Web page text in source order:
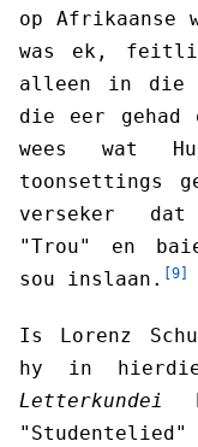
op Afrikaanse
was ek,
alleen in die
die eer
wees wat
toonsettings
verseker
"Trou" en
sou inslaan.
[9]
Is Lorenz
hy in
Letterkundei